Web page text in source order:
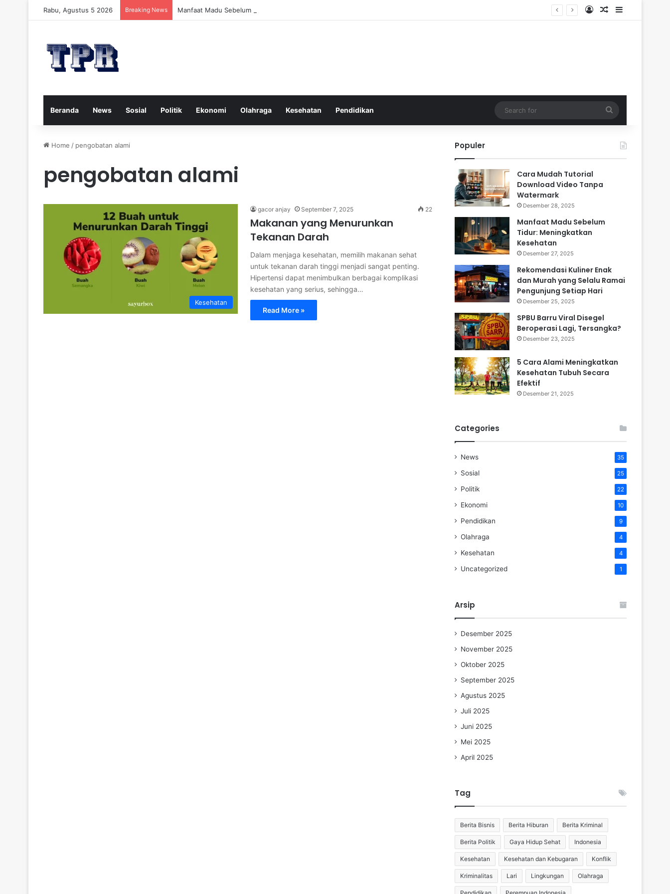
Rabu, Agustus 5 2026 Breaking News Manfaat Madu Sebelum Tidur: Meningkatkan Kesehatan Log InRandom Article
Sidebar
Beranda News Sosial Politik Ekonomi Olahraga Kesehatan Pendidikan
for
Home / pengobatan alami
pengobatan alami
Kesehatan
gacor anjay September 7, 2025 22
Makanan yang Menurunkan
Tekanan Darah
Dalam menjaga kesehatan, memilih makanan sehat
untuk tekanan darah tinggi menjadi sangat penting.
Hipertensi dapat menimbulkan berbagai komplikasi
kesehatan yang serius, sehingga…
Read More »
Populer
Cara Mudah Tutorial
Download Video Tanpa
Watermark
Desember 28, 2025
Manfaat Madu Sebelum
Tidur: Meningkatkan
Kesehatan
Desember 27, 2025
Rekomendasi Kuliner Enak
dan Murah yang Selalu Ramai
Pengunjung Setiap Hari
Desember 25, 2025
SPBU Barru Viral Disegel
Beroperasi Lagi, Tersangka?
Desember 23, 2025
5 Cara Alami Meningkatkan
Kesehatan Tubuh Secara
Efektif
Desember 21, 2025
Categories
News 35
Sosial 25
Politik 22
Ekonomi 10
Pendidikan 9
Olahraga 4
Kesehatan 4
Uncategorized 1
Arsip
Desember 2025
November 2025
Oktober 2025
September 2025
Agustus 2025
Juli 2025
Juni 2025
Mei 2025
April 2025
Tag
Berita Bisnis Berita Hiburan Berita Kriminal
Berita Politik Gaya Hidup Sehat Indonesia
Kesehatan Kesehatan dan Kebugaran Konflik
Kriminalitas Lari Lingkungan Olahraga